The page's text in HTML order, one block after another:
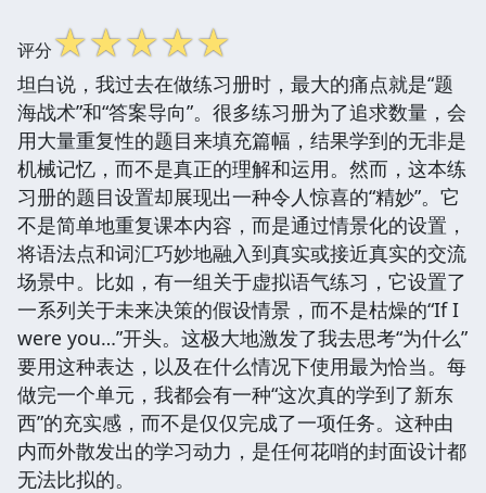
评分☆☆☆☆☆
坦白说，我过去在做练习册时，最大的痛点就是“题
海战术”和“答案导向”。很多练习册为了追求数量，会
用大量重复性的题目来填充篇幅，结果学到的无非是
机械记忆，而不是真正的理解和运用。然而，这本练
习册的题目设置却展现出一种令人惊喜的“精妙”。它
不是简单地重复课本内容，而是通过情景化的设置，
将语法点和词汇巧妙地融入到真实或接近真实的交流
场景中。比如，有一组关于虚拟语气练习，它设置了
一系列关于未来决策的假设情景，而不是枯燥的“If I
were you…”开头。这极大地激发了我去思考“为什么”
要用这种表达，以及在什么情况下使用最为恰当。每
做完一个单元，我都会有一种“这次真的学到了新东
西”的充实感，而不是仅仅完成了一项任务。这种由
内而外散发出的学习动力，是任何花哨的封面设计都
无法比拟的。